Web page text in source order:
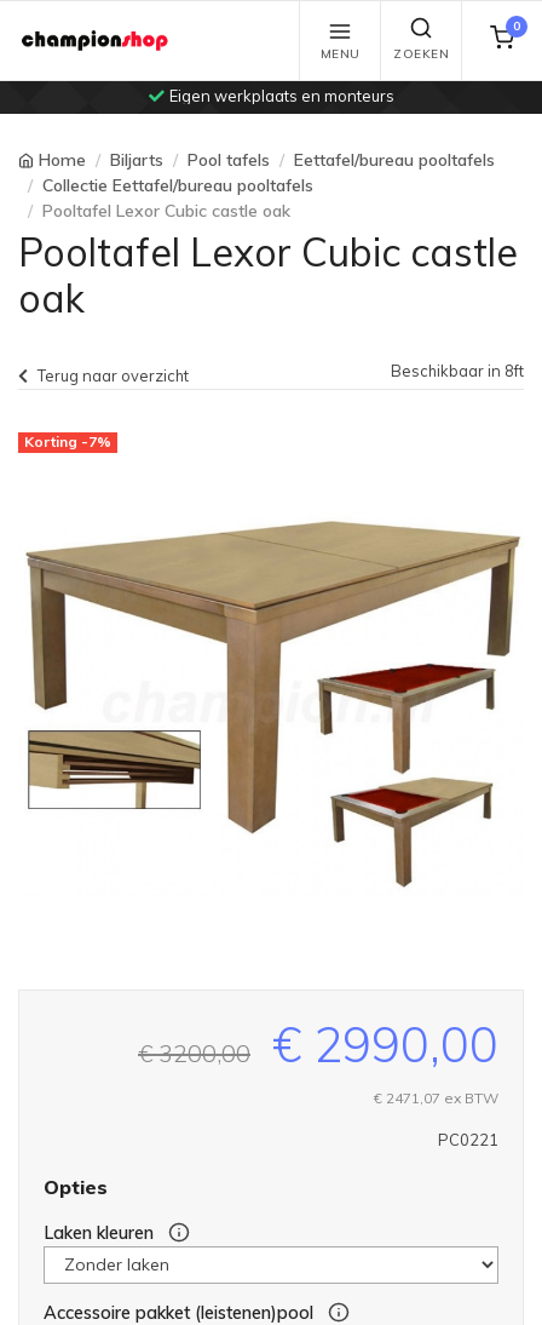
Eigen werkplaats en monteurs
MENU ZOEKEN
0
Home Biljarts Pool tafels
Eettafel/bureau pooltafels
Collectie Eettafel/bureau pooltafels
Pooltafel Lexor Cubic castle oak
Pooltafel Lexor Cubic castle
oak
Terug naar overzicht Beschikbaar in 8ft
Korting -7%
€ 3200,00 € 2990,00
€ 2471,07 ex BTW
PC0221
Opties
Laken kleuren
Accessoire pakket (leistenen)pool